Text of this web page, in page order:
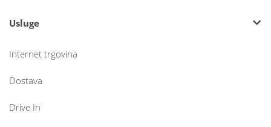
Usluge
Internet trgovina
Dostava
Drive In